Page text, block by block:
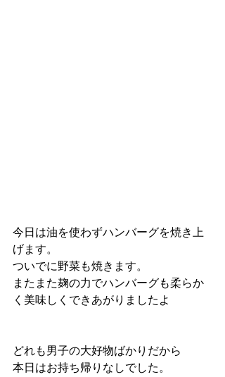
今日は油を使わずハンバーグを焼き上
げます。
ついでに野菜も焼きます。
またまた麹の力でハンバーグも柔らか
く美味しくできあがりましたよ
どれも男子の大好物ばかりだから
本日はお持ち帰りなしでした。